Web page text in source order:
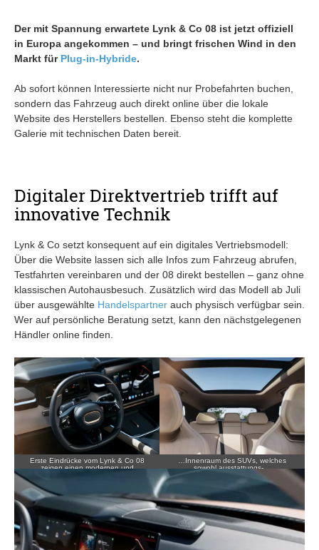
Der mit Spannung erwartete Lynk & Co 08 ist jetzt offiziell
in Europa angekommen – und bringt frischen Wind in den
Markt für Plug-in-Hybride.
Ab sofort können Interessierte nicht nur Probefahrten buchen,
sondern das Fahrzeug auch direkt online über die lokale
Website des Herstellers bestellen. Ebenso steht die komplette
Galerie mit technischen Daten bereit.
Digitaler Direktvertrieb trifft auf
innovative Technik
Lynk & Co setzt konsequent auf ein digitales Vertriebsmodell:
Über die Website lassen sich alle Infos zum Fahrzeug abrufen,
Testfahrten vereinbaren und der 08 direkt bestellen – ganz ohne
klassischen Autohausbesuch. Zusätzlich wird das Modell ab Juli
über ausgewählte Handelspartner auch physisch verfügbar sein.
Wer auf persönliche Beratung setzt, kann den nächstgelegenen
Händler online finden.
Erste Eindrücke vom Lynk & Co 08
zeigen einen modernen und
…Innenraum des SUVs , welches
sowohl ausstattungs-…